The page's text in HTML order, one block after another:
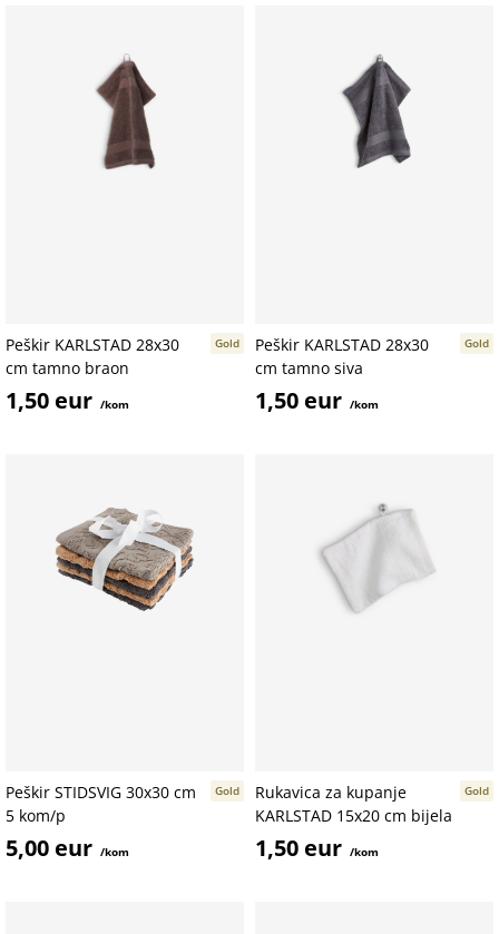
Gold
Peškir KARLSTAD 28x30
cm tamno braon
1,50 eur /kom
Gold
Peškir KARLSTAD 28x30
cm tamno siva
1,50 eur /kom
Gold
Peškir STIDSVIG 30x30 cm
5 kom/p
5,00 eur /kom
Gold
Rukavica za kupanje
KARLSTAD 15x20 cm bijela
1,50 eur /kom